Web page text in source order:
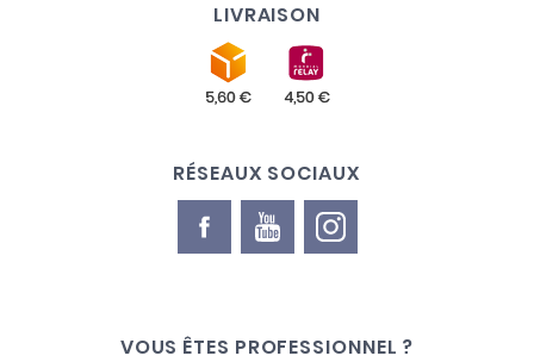
LIVRAISON
RÉSEAUX SOCIAUX
VOUS ÊTES PROFESSIONNEL ?